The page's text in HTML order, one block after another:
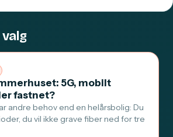
5G, mobilt
fastnet?
andre behov end en helårsbolig: Du
du vil ikke grave fiber ned for tre